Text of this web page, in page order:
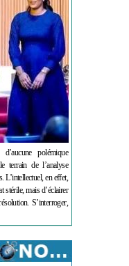
polémique
terrain de l’analyse
L’intellectuel, en effet,
stérile, mais d’éclairer
S’interroger,